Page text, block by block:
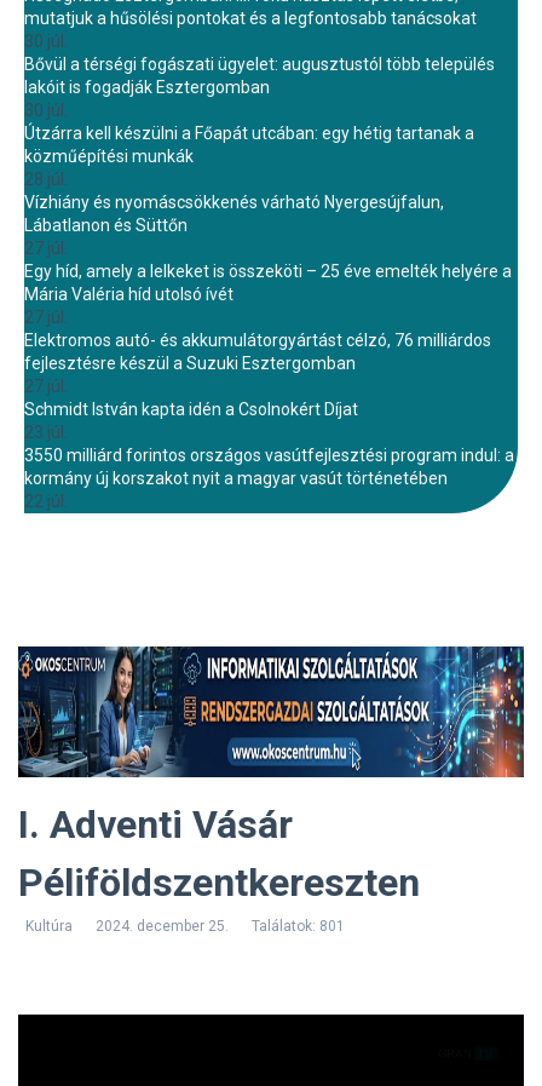
mutatjuk a hűsölési pontokat és a legfontosabb tanácsokat
30 júl.
Bővül a térségi fogászati ügyelet: augusztustól több település
lakóit is fogadják Esztergomban
30 júl.
Útzárra kell készülni a Főapát utcában: egy hétig tartanak a
közműépítési munkák
28 júl.
Vízhiány és nyomáscsökkenés várható Nyergesújfalun,
Lábatlanon és Süttőn
27 júl.
Egy híd, amely a lelkeket is összeköti – 25 éve emelték helyére a
Mária Valéria híd utolsó ívét
27 júl.
Elektromos autó- és akkumulátorgyártást célzó, 76 milliárdos
fejlesztésre készül a Suzuki Esztergomban
27 júl.
Schmidt István kapta idén a Csolnokért Díjat
23 júl.
3550 milliárd forintos országos vasútfejlesztési program indul: a
kormány új korszakot nyit a magyar vasút történetében
22 júl.
I. Adventi Vásár
Péliföldszentkereszten
Kultúra 2024. december 25. Találatok: 801